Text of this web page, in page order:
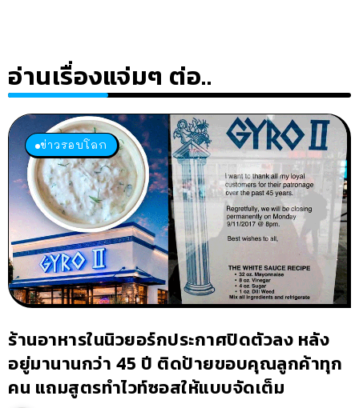
อ่านเรื่องแจ่มๆ ต่อ..
ข่าวรอบโลก
ร้านอาหารในนิวยอร์กประกาศปิดตัวลง หลัง
อยู่มานานกว่า 45 ปี ติดป้ายขอบคุณลูกค้าทุก
คน แถมสูตรทำไวท์ซอสให้แบบจัดเต็ม